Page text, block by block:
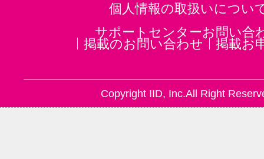
個人情報の取扱いについ
サポートセンターお問い合
掲載のお問い合わせ
掲載お
Copyright IID, Inc.All Right